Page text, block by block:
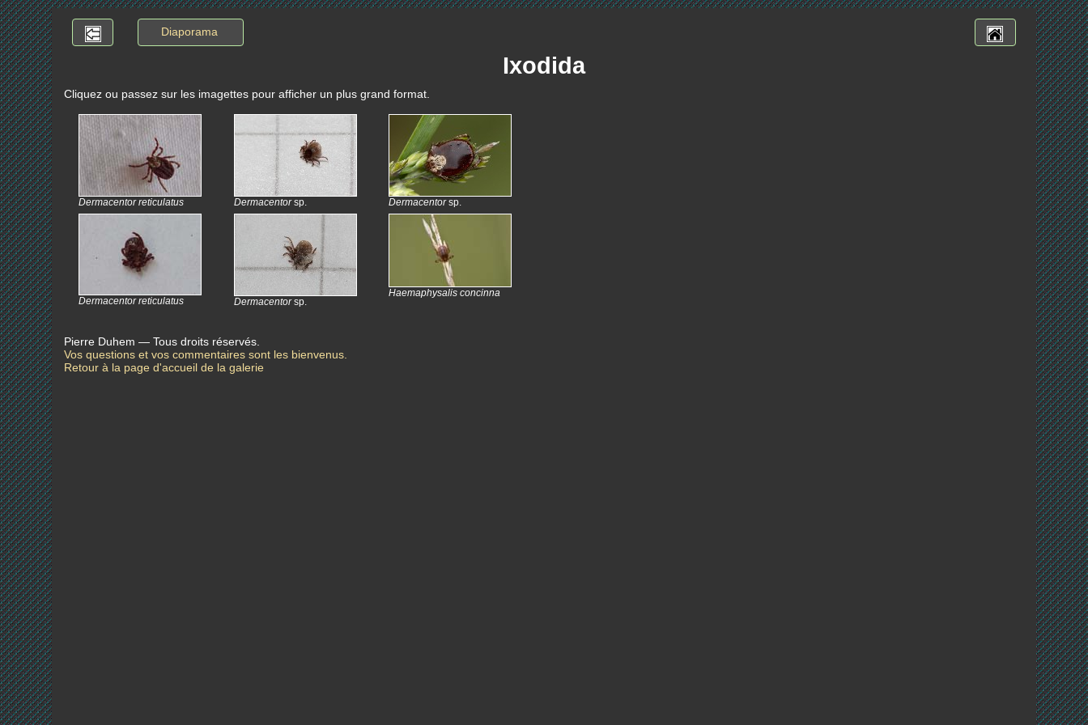
Diaporama
Ixodida
Cliquez ou passez sur les imagettes pour afficher un plus grand format.
Dermacentor reticulatus
Dermacentor reticulatus
Dermacentorsp.
Dermacentorsp.
Dermacentorsp.
Haemaphysalis concinna
Pierre Duhem — Tous droits réservés.
Vos questions et vos commentaires sont les bienvenus.
Retour à la page d'accueil de la galerie